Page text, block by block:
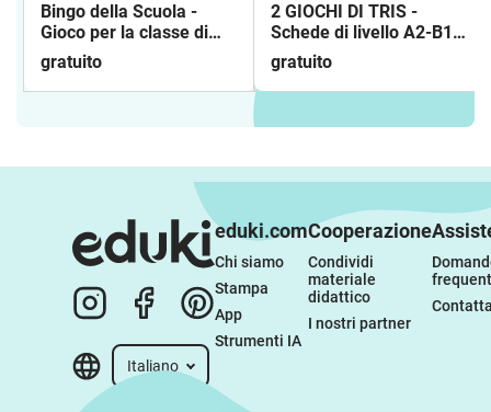
Bingo della Scuola -
Gioco per la classe di
ESL
gratuito
2 GIOCHI DI TRIS -
Schede di livello A2-B1 e
B2-C1 sugli SPORT
gratuito
Italiano
eduki.com
Chi siamo
Stampa
App
Strumenti IA
Cooperazione
Condividi
materiale
didattico
I nostri partner